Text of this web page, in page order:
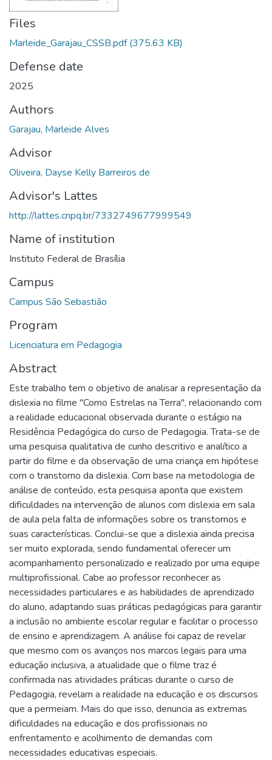
Files
Marleide_Garajau_CSSB.pdf(375.63 KB)
Defense date
2025
Authors
Garajau, Marleide Alves
Advisor
Oliveira, Dayse Kelly Barreiros de
Advisor's Lattes
http://lattes.cnpq.br/7332749677999549
Name of institution
Instituto Federal de Brasília
Campus
Campus São Sebastião
Program
Licenciatura em Pedagogia
Abstract
Este trabalho tem o objetivo de analisar a representação da
dislexia no filme "Como Estrelas na Terra", relacionando com
a realidade educacional observada durante o estágio na
Residência Pedagógica do curso de Pedagogia. Trata-se de
uma pesquisa qualitativa de cunho descritivo e analítico a
partir do filme e da observação de uma criança em hipótese
com o transtorno da dislexia. Com base na metodologia de
análise de conteúdo, esta pesquisa aponta que existem
dificuldades na intervenção de alunos com dislexia em sala
de aula pela falta de informações sobre os transtornos e
suas características. Conclui-se que a dislexia ainda precisa
ser muito explorada, sendo fundamental oferecer um
acompanhamento personalizado e realizado por uma equipe
multiprofissional. Cabe ao professor reconhecer as
necessidades particulares e as habilidades de aprendizado
do aluno, adaptando suas práticas pedagógicas para garantir
a inclusão no ambiente escolar regular e facilitar o processo
de ensino e aprendizagem. A análise foi capaz de revelar
que mesmo com os avanços nos marcos legais para uma
educação inclusiva, a atualidade que o filme traz é
confirmada nas atividades práticas durante o curso de
Pedagogia, revelam a realidade na educação e os discursos
que a permeiam. Mais do que isso, denuncia as extremas
dificuldades na educação e dos profissionais no
enfrentamento e acolhimento de demandas com
necessidades educativas especiais.